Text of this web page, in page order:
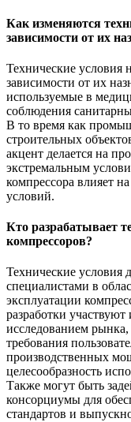
Как изменяются
зависимости от их
Технические условия
зависимости от их
используемые в
соблюдения
В то время как
строительных
акцент делается на
экстремальным
компрессора влияет
условий.
Кто разрабатывает
компрессоров?
Технические условия
специалистами в
эксплуатации
разработки
исследованием
требования
производственных
целесообразность
Также могут быть
консорциумы для
стандартов и